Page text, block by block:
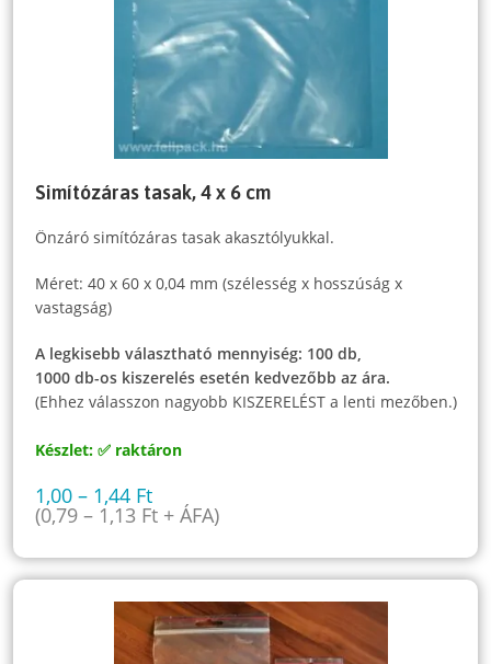
Simítózáras tasak, 4 x 6 cm
Önzáró simítózáras tasak akasztólyukkal.
Méret: 40 x 60 x 0,04 mm (szélesség x hosszúság x
vastagság)
A legkisebb választható mennyiség: 100 db,
1000 db-os kiszerelés esetén kedvezőbb az ára.
(Ehhez válasszon nagyobb KISZERELÉST a lenti mezőben.)
Készlet: ✅ raktáron
1,00– 1,44 Ft
(0,79– 1,13 Ft + ÁFA)